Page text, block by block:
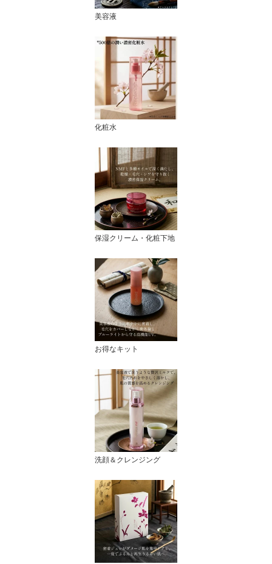
美容液
化粧水
保湿クリーム・化粧下地
お得なキット
洗顔＆クレンジング